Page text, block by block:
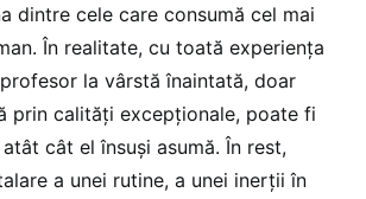
dintre cele care consumă cel mai
În realitate, cu toată experiența
la vârstă înaintată, doar
prin calități excepționale, poate fi
cât el însuși asumă. În rest,
a unei rutine, a unei inerții în